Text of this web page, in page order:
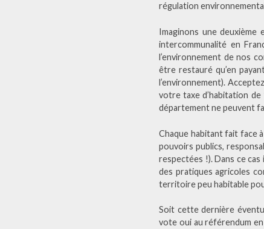
régulation
Imaginons une deuxième
intercommunalité en
l’environnement de nos
être restauré qu’en
l’environnement).
votre taxe d’habitation de
département ne peuvent
Chaque habitant fait face
pouvoirs publics,
respectées !). Dans ce
des pratiques agricoles
territoire peu habitable
Soit cette dernière
vote oui au référendum